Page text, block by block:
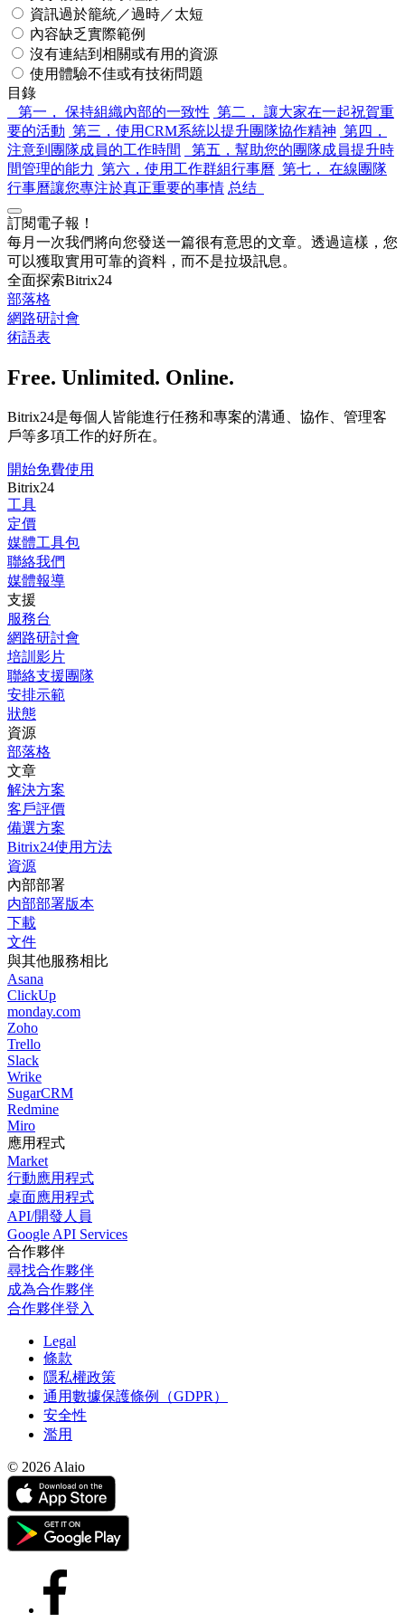
資訊過於籠統／過時／太短
內容缺乏實際範例
沒有連結到相關或有用的資源
使用體驗不佳或有技術問題
目錄
第一， 保持組織內部的一致性 第二， 讓大家在一起祝賀重
要的活動 第三，使用CRM系統以提升團隊協作精神 第四，
注意到團隊成員的工作時間
第五，幫助您的團隊成員提升時
間管理的能力 第六，使用工作群組行事曆 第七， 在線團隊
行事曆讓您專注於真正重要的事情 总结
訂閱電子報！
每月一次我們將向您發送一篇很有意思的文章。透過這樣，您
可以獲取實用可靠的資料，而不是拉圾訊息。
全面探索Bitrix24
部落格
網路研討會
術語表
Free. Unlimited. Online.
Bitrix24是每個人皆能進行任務和專案的溝通、協作、管理客
戶等多項工作的好所在。
開始免費使用
Bitrix24
工具
定價
媒體工具包
聯絡我們
媒體報導
支援
服務台
網路研討會
培訓影片
聯絡支援團隊
安排示範
狀態
資源
部落格
文章
解決方案
客戶評價
備選方案
Bitrix24使用方法
資源
內部部署
内部部署版本
下載
文件
與其他服務相比
Asana
ClickUp
monday.com
Zoho
Trello
Slack
Wrike
SugarCRM
Redmine
Miro
應用程式
Market
行動應用程式
桌面應用程式
API/開發人員
Google API Services
合作夥伴
尋找合作夥伴
成為合作夥伴
合作夥伴登入
Legal
條款
隱私權政策
通用數據保護條例（GDPR）
安全性
濫用
© 2026 Alaio